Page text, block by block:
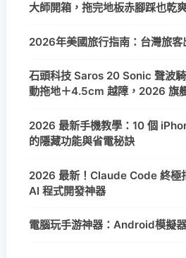
大師開箱，拖完地板赤腳踩也乾
2026年美國旅行指南：台灣旅客
石頭科技 Saros 20 Sonic 聲波
動拖地＋4.5cm 越障，2026 旗
2026 最新手機教學：10 個
的隱藏功能與省電秘訣
2026 最新！Claude Code 終極
AI 程式開發神器
電腦玩手游神器：Android模擬